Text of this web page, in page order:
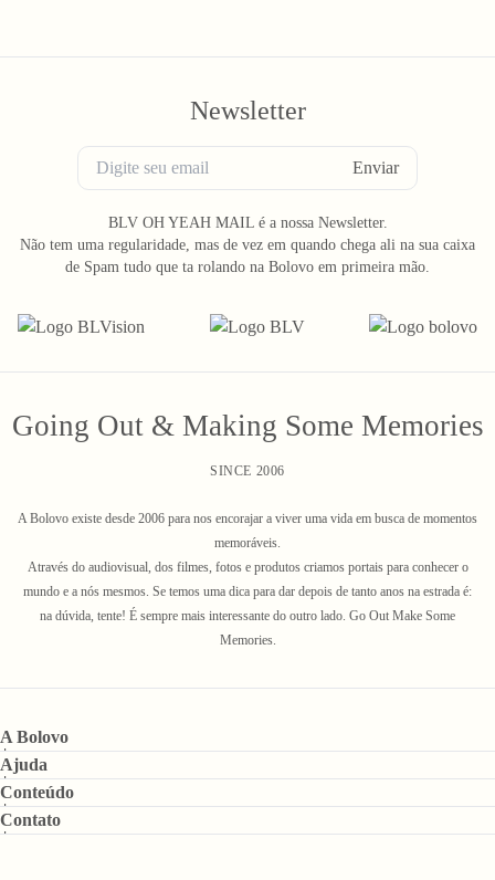
Newsletter
Enviar
BLV OH YEAH MAIL é a nossa Newsletter.
Não tem uma regularidade, mas de vez em quando chega ali na sua caixa
de Spam tudo que ta rolando na Bolovo em primeira mão.
Going Out & Making Some Memories
SINCE 2006
A Bolovo existe desde 2006 para nos encorajar a viver uma vida em busca de momentos
memoráveis.
Através do audiovisual, dos filmes, fotos e produtos criamos portais para conhecer o
mundo e a nós mesmos. Se temos uma dica para dar depois de tanto anos na estrada é:
na dúvida, tente! É sempre mais interessante do outro lado. Go Out Make Some
Memories.
A Bolovo
Ajuda
Conteúdo
Contato